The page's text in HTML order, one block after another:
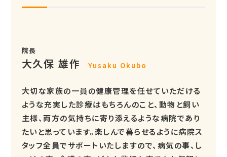
院長
大久保 雄作 Yusaku Okubo
大切な家族の一員の健康管理を任せていただける
ような充実した診療はもちろんのこと、動物と飼い
主様、両方の気持ちに寄り添えるような病院であり
たいと思っています。楽しんで暮らせるように病院ス
タッフ全員でサポートいたしますので、病気の事、し